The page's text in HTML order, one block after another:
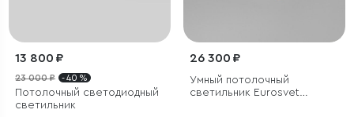
13 800 ₽
23 000 ₽ - 40 %
Потолочный светодиодный
светильник
26 300 ₽
Умный потолочный
светильник Eurosvet